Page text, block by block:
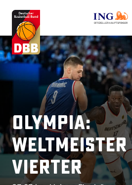
OFFIZIELLER HAUPTSPONSOR
Olympia:
Vierter